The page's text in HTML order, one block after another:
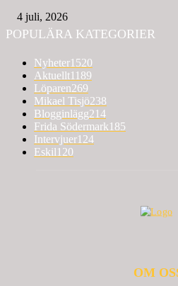
4 juli, 2026
POPULÄRA KATEGORIER
Nyheter1520
Aktuellt1189
Löparen269
Mikael Tisjö238
Blogginlägg214
Frida Södermark185
Intervjuer124
Eskil120
OM